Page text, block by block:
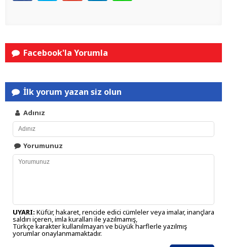
Facebook'la Yorumla
İlk yorum yazan siz olun
Adınız
Yorumunuz
UYARI: Küfür, hakaret, rencide edici cümleler veya imalar, inançlara
saldırı içeren, imla kuralları ile yazılmamış,
Türkçe karakter kullanılmayan ve büyük harflerle yazılmış
yorumlar onaylanmamaktadır.